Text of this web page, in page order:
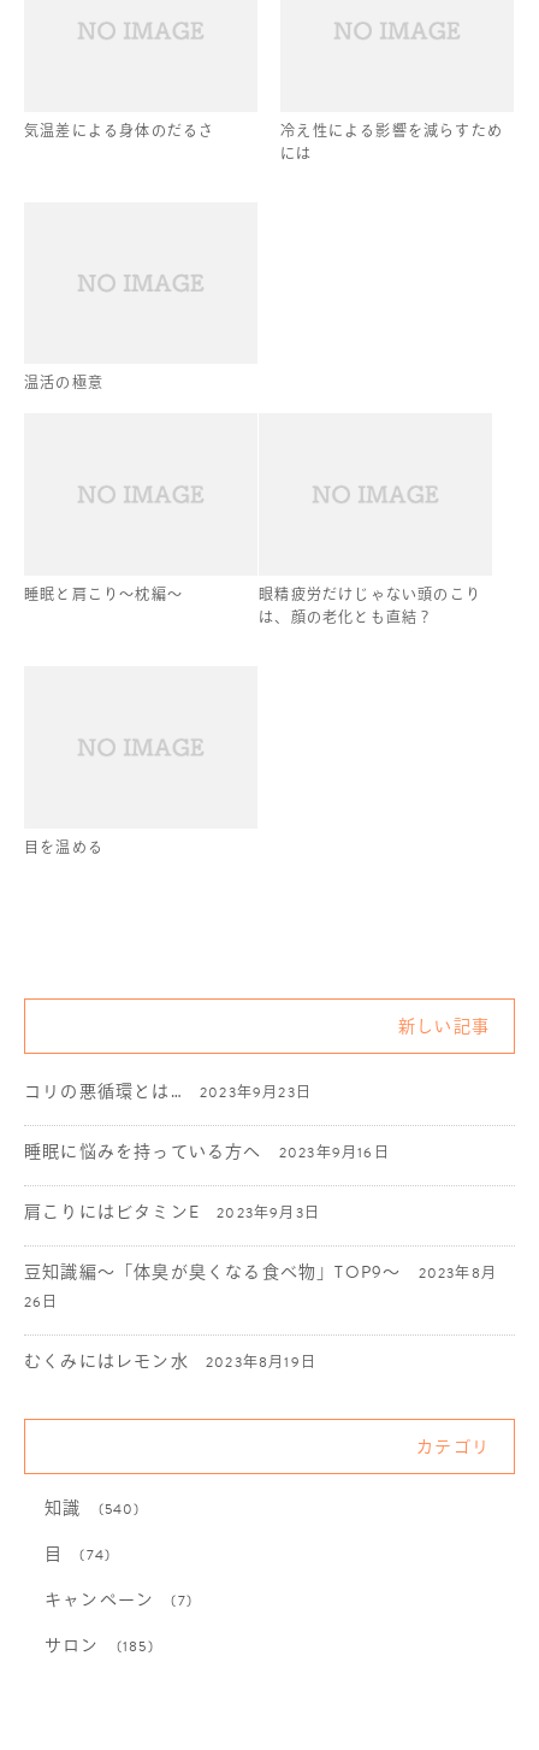
気温差による身体のだるさ
冷え性による影響を減らすため
には
温活の極意
睡眠と肩こり〜枕編〜
眼精疲労だけじゃない頭のこり
は、顔の老化とも直結？
目を温める
新しい記事
コリの悪循環とは… 2023年9月23日
睡眠に悩みを持っている方へ 2023年9月16日
肩こりにはビタミンE 2023年9月3日
豆知識編〜「体臭が臭くなる食べ物」TOP9〜
2023年8月
26日
むくみにはレモン水 2023年8月19日
カテゴリ
知識 (540)
目 (74)
キャンペーン (7)
サロン (185)